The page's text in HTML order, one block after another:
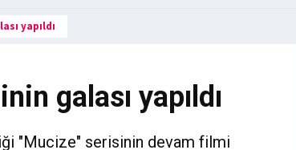
yapıldı
galası yapıldı
"Mucize" serisinin devam filmi